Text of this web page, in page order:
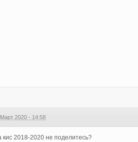
2020 - 14:58
кис 2018-2020 не поделитесь?